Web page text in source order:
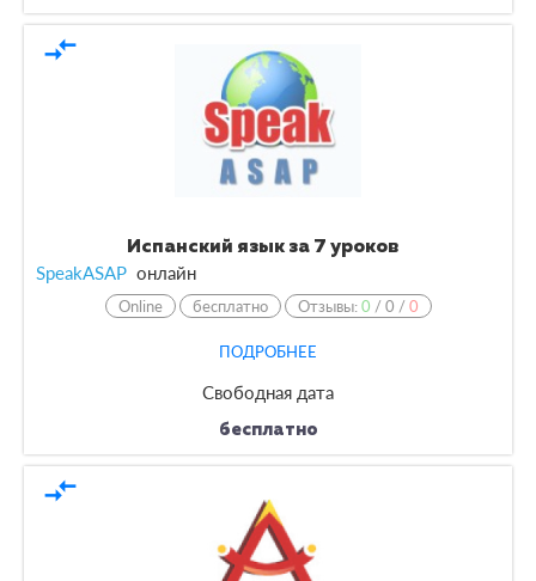
compare_arrows
Испанский язык за 7 уроков
SpeakASAP онлайн
Online бесплатно Отзывы:0 /0 /0
ПОДРОБНЕЕ
Свободная дата
бесплатно
compare_arrows